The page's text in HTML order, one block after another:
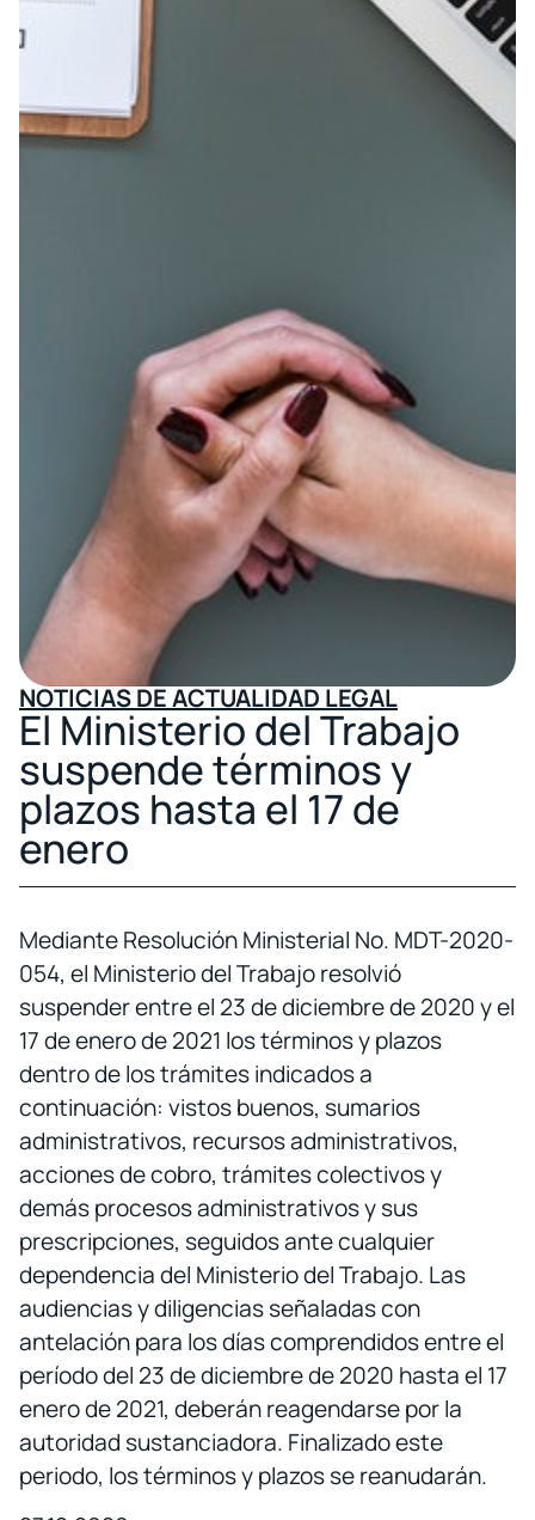
NOTICIAS DE ACTUALIDAD LEGAL
El Ministerio del Trabajo
suspende términos y
plazos hasta el 17 de
enero
Mediante Resolución Ministerial No. MDT-2020-
054, el Ministerio del Trabajo resolvió
suspender entre el 23 de diciembre de 2020 y el
17 de enero de 2021 los términos y plazos
dentro de los trámites indicados a
continuación: vistos buenos, sumarios
administrativos, recursos administrativos,
acciones de cobro, trámites colectivos y
demás procesos administrativos y sus
prescripciones, seguidos ante cualquier
dependencia del Ministerio del Trabajo. Las
audiencias y diligencias señaladas con
antelación para los días comprendidos entre el
período del 23 de diciembre de 2020 hasta el 17
enero de 2021, deberán reagendarse por la
autoridad sustanciadora. Finalizado este
periodo, los términos y plazos se reanudarán.